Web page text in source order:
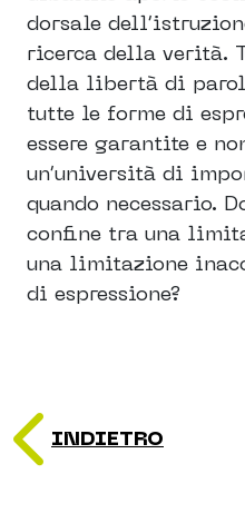
dorsale
ricerca della verità.
della libertà di
tutte le forme di
essere garantite e
un’università di
quando necessario.
confine tra una
una limitazione
di espressione?
INDIETRO